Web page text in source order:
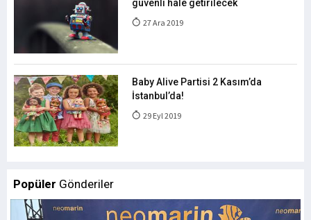
güvenli hale getirilecek
27 Ara 2019
Baby Alive Partisi 2 Kasım’da
İstanbul’da!
29 Eyl 2019
Popüler Gönderiler